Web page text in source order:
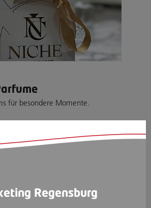
für besondere Momente.
Regensburg